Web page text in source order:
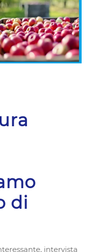
di
intervista